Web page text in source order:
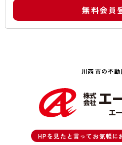
無料会員
川西市の不
HPを見たと言ってお気軽に